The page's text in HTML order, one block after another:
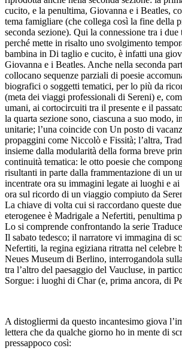
cucito, e la penultima, Giovanna e i Beatles,
tema famigliare (che collega così la fine della
seconda sezione). Qui la connessione tra i due
perché mette in risalto uno svolgimento
bambina in Di taglio e cucito, è infatti una
Giovanna e i Beatles. Anche nella seconda
collocano sequenze parziali di poesie
biografici o soggetti tematici, per lo più da
(meta dei viaggi professionali di Sereni) e,
umani, ai cortocircuiti tra il presente e il
la quarta sezione sono, ciascuna a suo modo,
unitarie; l’una coincide con Un posto di
propaggini come Niccolò e Fissità; l’altra,
insieme dalla modularità della forma breve
continuità tematica: le otto poesie che
risultanti in parte dalla frammentazione di un
incentrate ora su immagini legate ai luoghi e
ora sul ricordo di un viaggio compiuto da
La chiave di volta cui si raccordano queste
eterogenee è Madrigale a Nefertiti, penultima
Lo si comprende confrontando la serie
Il sabato tedesco; il narratore vi immagina di
Nefertiti, la regina egiziana ritratta nel celebre
Neues Museum di Berlino, interrogandola
tra l’altro del paesaggio del Vaucluse, in
Sorgue: i luoghi di Char (e, prima ancora, di
A distogliermi da questo incantesimo giova
lettera che da qualche giorno ho in mente di
pressappoco così: